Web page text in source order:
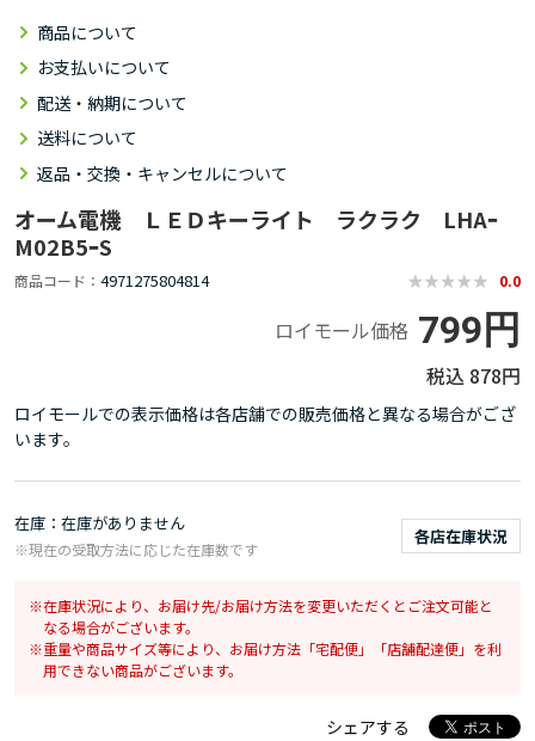
商品について
お支払いについて
配送・納期について
送料について
返品・交換・キャンセルについて
オーム電機 ＬＥＤキーライト ラクラク LHAｰ
M02B5ｰS
商品コード 4971275804814 0.0
ロイモール価格 799円
878円
ロイモールでの表示価格は各店舗での販売価格と異なる場合がござ
います。
在庫 在庫がありません
各店在庫状況
※現在の受取方法に応じた在庫数です
在庫状況により、お届け先/お届け方法を変更いただくとご注文可能と
なる場合がございます。
重量や商品サイズ等により、お届け方法「宅配便」「店舗配達便」を利
用できない商品がございます。
シェアする